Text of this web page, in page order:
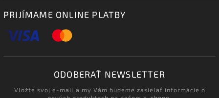
PRIJÍMAME ONLINE PLATBY
ODOBERAŤ NEWSLETTER
Vložte svoj e-mail a my Vám budeme zasielať informácie o